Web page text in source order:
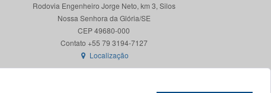
Rodovia Engenheiro Jorge Neto, km 3, Silos
Nossa Senhora da Glória/SE
CEP 49680-000
Contato +55 79 3194-7127
Localização